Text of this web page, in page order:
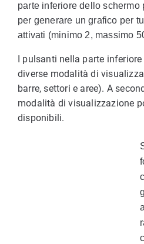
parte inferiore dello schermo
per generare un grafico per
attivati (minimo 2, massimo
I pulsanti nella parte
diverse modalità di
barre, settori e aree). A
modalità di visualizzazione
disponibili.